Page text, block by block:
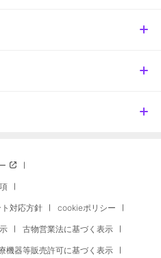
対応方針 cookieポリシー
古物営業法に基づく表示
機器等販売許可に基づく表示